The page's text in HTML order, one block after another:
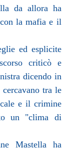
da allora ha
la mafia e il
ed esplicite
criticò e
dicendo in
tra le
e il crimine
un "clima di
Mastella ha